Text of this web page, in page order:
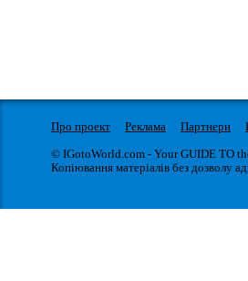
Про проект Реклама Партнери
© IGotoWorld.com - Your GUIDE TO
Копіювання матеріалів без дозволу